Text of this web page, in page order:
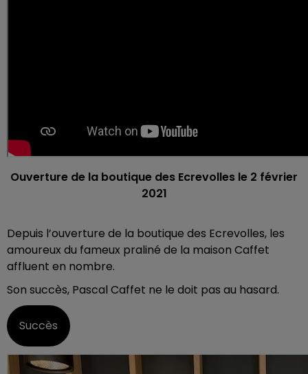
Ouverture de la boutique des Ecrevolles le 2 février
2021
Depuis l’ouverture de la boutique des Ecrevolles, les
amoureux du fameux praliné de la maison Caffet
affluent en nombre.
Son succès, Pascal Caffet ne le doit pas au hasard.
Succès